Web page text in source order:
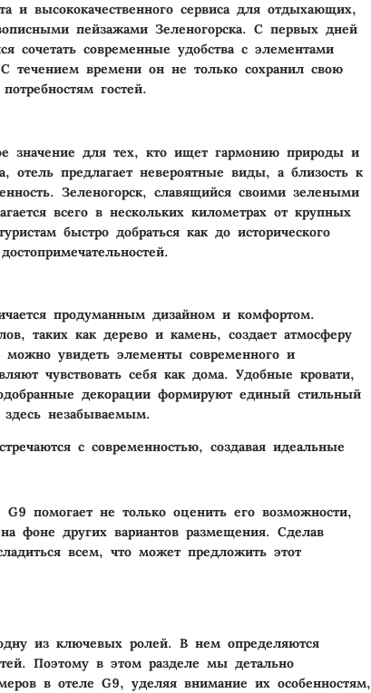
и высококачественного сервиса для отдыхающих,
пейзажами Зеленогорска. С первых дней
сочетать современные удобства с элементами
течением времени он не только сохранил свою
гостей.
значение для тех, кто ищет гармонию природы и
отель предлагает невероятные виды, а близость к
Зеленогорск, славящийся своими зелеными
всего в нескольких километрах от крупных
быстро добраться как до исторического
продуманным дизайном и комфортом.
таких как дерево и камень, создает атмосферу
увидеть элементы современного и
чувствовать себя как дома. Удобные кровати,
декорации формируют единый стильный
незабываемым.
с современностью, создавая идеальные
G9 помогает не только оценить его возможности,
фоне других вариантов размещения. Сделав
всем, что может предложить этот
из ключевых ролей. В нем определяются
Поэтому в этом разделе мы детально
в отеле G9, уделяя внимание их особенностям,